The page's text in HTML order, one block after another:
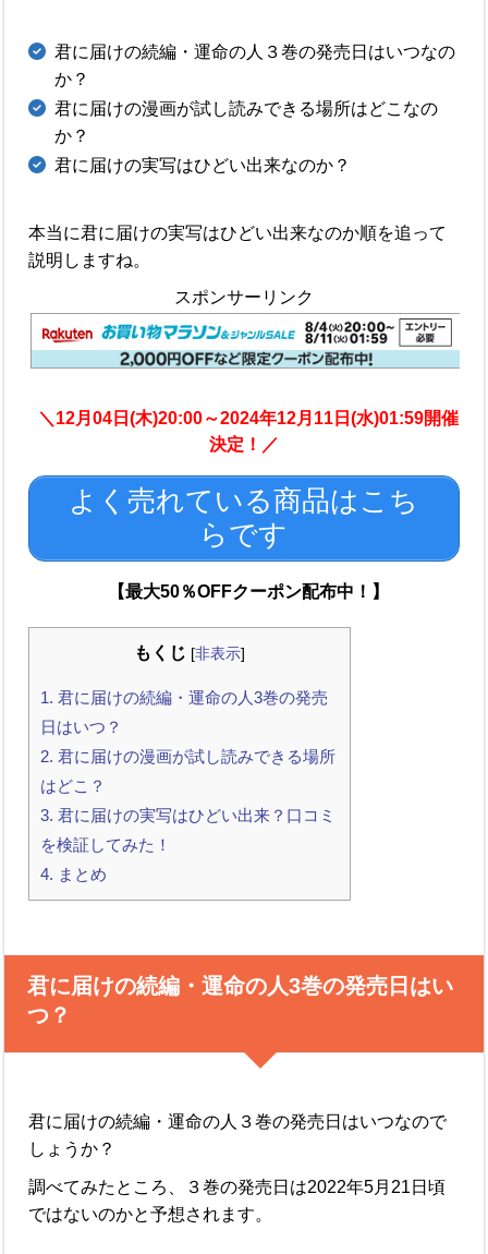
君に届けの続編・運命の人３巻の発売日はいつなの
か？
君に届けの漫画が試し読みできる場所はどこなの
か？
君に届けの実写はひどい出来なのか？
本当に君に届けの実写はひどい出来なのか順を追って
説明しますね。
スポンサーリンク
＼12月04日(木)20:00～2024年12月11日(水)01:59開催
決定！／
よく売れている商品はこち
らです
【最大50％OFFクーポン配布中！】
もくじ [非表示]
1. 君に届けの続編・運命の人3巻の発売
日はいつ？
2. 君に届けの漫画が試し読みできる場所
はどこ？
3. 君に届けの実写はひどい出来？口コミ
を検証してみた！
4. まとめ
君に届けの続編・運命の人3巻の発売日はい
つ？
君に届けの続編・運命の人３巻の発売日はいつなので
しょうか？
調べてみたところ、３巻の発売日は2022年5月21日頃
ではないのかと予想されます。